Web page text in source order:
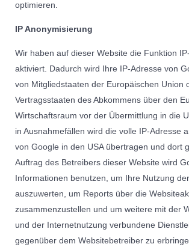
optimieren.
IP Anonymisierung
Wir haben auf dieser Website die Funktion
aktiviert. Dadurch wird Ihre IP-Adresse von
von Mitgliedstaaten der Europäischen Union
Vertragsstaaten des Abkommens über den
Wirtschaftsraum vor der Übermittlung in die
in Ausnahmefällen wird die volle IP-Adresse
von Google in den USA übertragen und dort
Auftrag des Betreibers dieser Website wird
Informationen benutzen, um Ihre Nutzung
auszuwerten, um Reports über die
zusammenzustellen und um weitere mit der
und der Internetnutzung verbundene
gegenüber dem Websitebetreiber zu